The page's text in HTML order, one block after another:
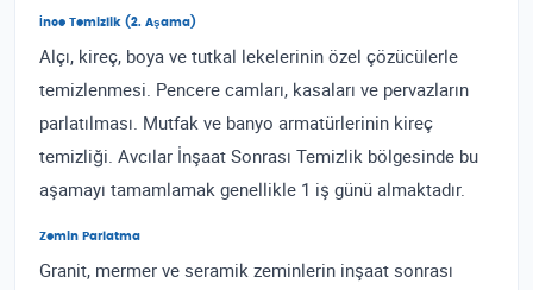
İnce Temizlik (2. Aşama)
Alçı, kireç, boya ve tutkal lekelerinin özel çözücülerle
temizlenmesi. Pencere camları, kasaları ve pervazların
parlatılması. Mutfak ve banyo armatürlerinin kireç
temizliği. Avcılar İnşaat Sonrası Temizlik bölgesinde bu
aşamayı tamamlamak genellikle 1 iş günü almaktadır.
Zemin Parlatma
Granit, mermer ve seramik zeminlerin inşaat sonrası